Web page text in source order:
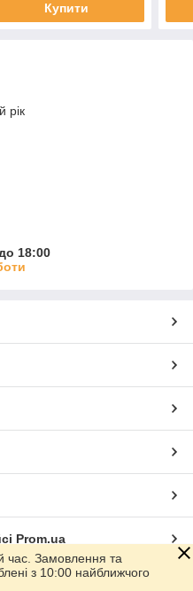
Купити
рік
18:00
Prom.ua
час. Замовлення та
з 10:00 найближчого